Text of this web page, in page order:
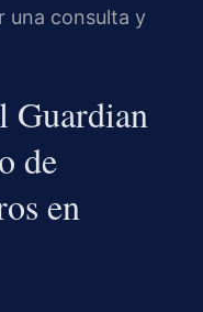
una consulta y
Guardian
de
en